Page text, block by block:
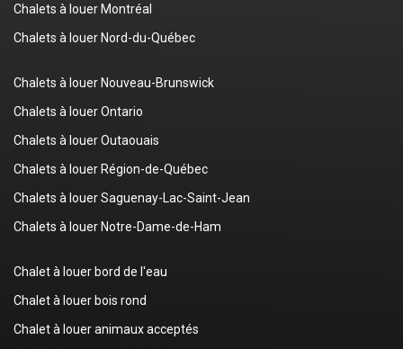
Chalets à louer Montréal
Chalets à louer Nord-du-Québec
Chalets à louer Nouveau-Brunswick
Chalets à louer Ontario
Chalets à louer Outaouais
Chalets à louer Région-de-Québec
Chalets à louer Saguenay-Lac-Saint-Jean
Chalets à louer Notre-Dame-de-Ham
Chalet à louer bord de l'eau
Chalet à louer bois rond
Chalet à louer animaux acceptés